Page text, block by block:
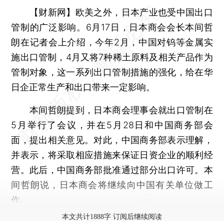
【财新网】 欧美之外，日本产业也受中国出口
管制的广泛影响。6月17日，日本商会会长本间哲
朗在记者会上介绍，今年2月，中国对钨等金属实
施出口管制，4月又将7种稀土原料及相关产品作为
管制对象，这一系列出口管制措施的强化，给在华
日企正常生产和出口带来一定影响。
本间哲朗提到，日本商会理事会就出口管制在
5月举行了会议，并在5月28日和中国商务部会
面，提出相关意见。对此，中国商务部表示理解，
并表示，将采取相应措施来保证日资企业的顺利经
营。此后，中国商务部批准通过部分出口许可。本
间哲朗说，日本商会将继续向中国有关单位做工
作。
本文共计1888字 订阅后继续阅读